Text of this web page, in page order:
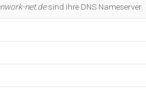
net.desind ihre DNS Nameserver.